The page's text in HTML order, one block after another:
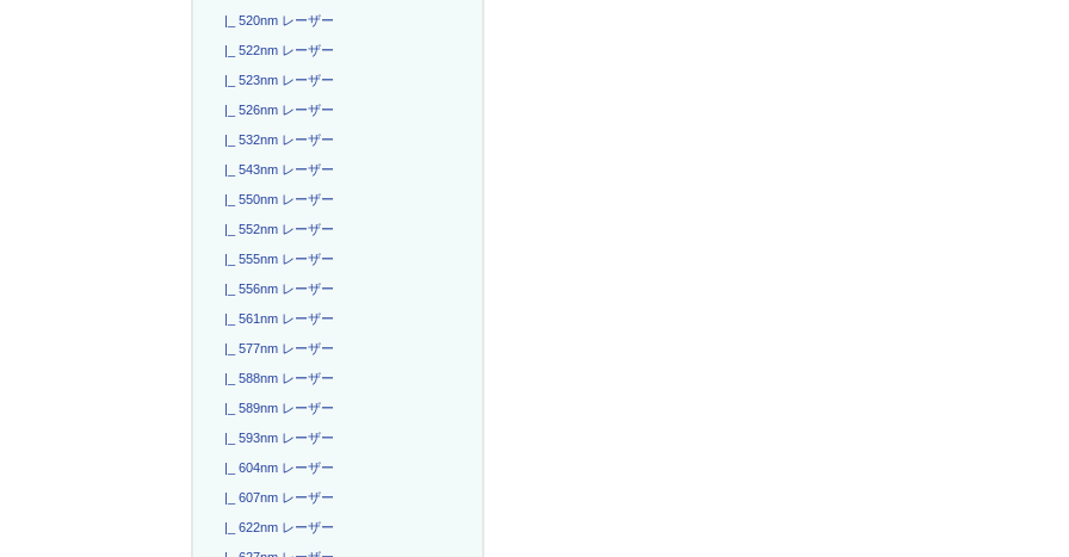
|_ 520nm レーザー
|_ 522nm レーザー
|_ 523nm レーザー
|_ 526nm レーザー
|_ 532nm レーザー
|_ 543nm レーザー
|_ 550nm レーザー
|_ 552nm レーザー
|_ 555nm レーザー
|_ 556nm レーザー
|_ 561nm レーザー
|_ 577nm レーザー
|_ 588nm レーザー
|_ 589nm レーザー
|_ 593nm レーザー
|_ 604nm レーザー
|_ 607nm レーザー
|_ 622nm レーザー